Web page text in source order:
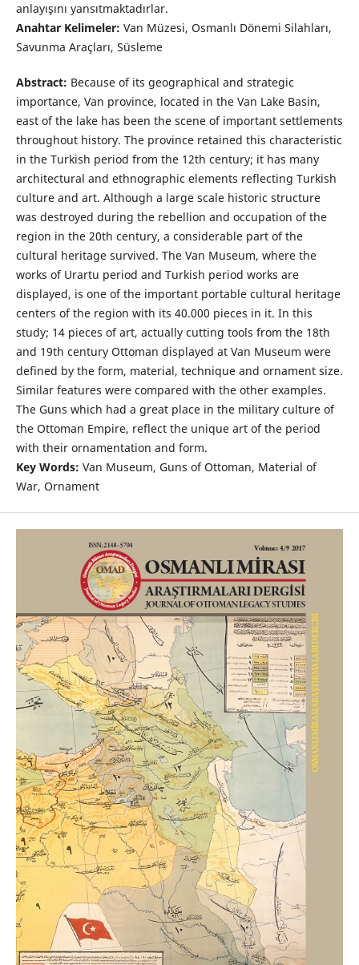
anlayışını yansıtmaktadırlar.
Anahtar Kelimeler: Van Müzesi, Osmanlı Dönemi Silahları,
Savunma Araçları, Süsleme
Abstract: Because of its geographical and strategic
importance, Van province, located in the Van Lake Basin,
east of the lake has been the scene of important settlements
throughout history. The province retained this characteristic
in the Turkish period from the 12th century; it has many
architectural and ethnographic elements reflecting Turkish
culture and art. Although a large scale historic structure
was destroyed during the rebellion and occupation of the
region in the 20th century, a considerable part of the
cultural heritage survived. The Van Museum, where the
works of Urartu period and Turkish period works are
displayed, is one of the important portable cultural heritage
centers of the region with its 40.000 pieces in it. In this
study; 14 pieces of art, actually cutting tools from the 18th
and 19th century Ottoman displayed at Van Museum were
defined by the form, material, technique and ornament size.
Similar features were compared with the other examples.
The Guns which had a great place in the military culture of
the Ottoman Empire, reflect the unique art of the period
with their ornamentation and form.
Key Words: Van Museum, Guns of Ottoman, Material of
War, Ornament